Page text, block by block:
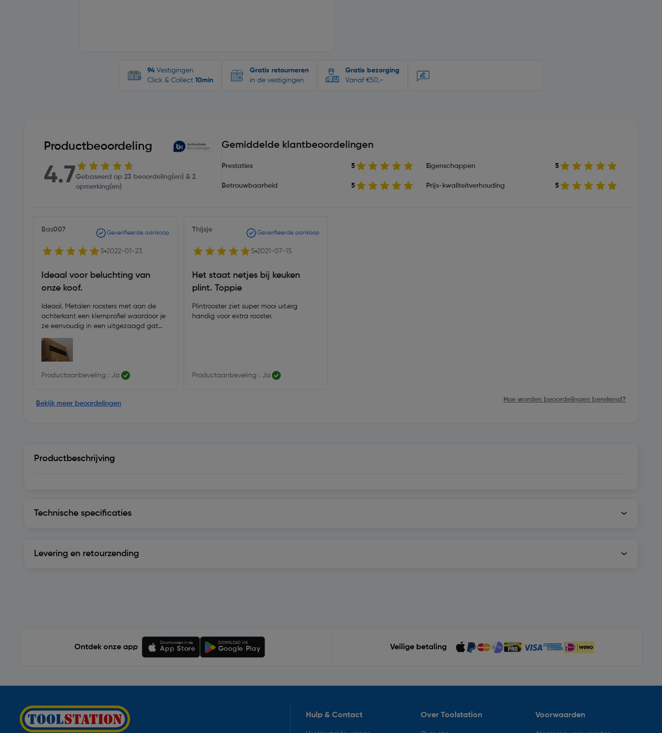
94 Vestigingen
Click & Collect 10min
Gratis retourneren
in de vestigingen
Gratis bezorging
Vanaf €50,-
Productbeoordeling
4.7Gebaseerd op 23 beoordeling(en) & 2
opmerking(en)
Gemiddelde klantbeoordelingen
Prestaties 5 Eigenschappen 5
Betrouwbaarheid 5 Prijs-kwaliteitverhouding 5
Bas007 Geverifieerde aankoop
5 2022-01-23
Ideaal voor beluchting van
onze koof.
Ideaal. Metalen roosters met aan de
achterkant een klemprofiel waardoor je
ze eenvoudig in een uitgezaagd gat
Productaanbeveling : Ja
Thijsje Geverifieerde aankoop
5 2021-07-15
Het staat netjes bij keuken
plint. Toppie
Plintrooster ziet super mooi uit.erg
handig voor extra rooster.
Productaanbeveling : Ja
Bekijk meer beoordelingen
Hoe worden beoordelingen berekend?
Productbeschrijving
Technische specificaties
Levering en retourzending
Ontdek onze app
Downloaden in de
App Store
DOWNLOAD VIA
Google Play Veilige betaling
Hulp & Contact Over Toolstation Voorwaarden